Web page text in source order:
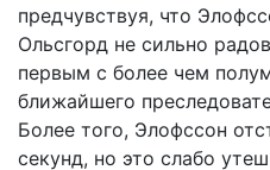
предчувствуя, что
Ольсгорд не сильно
первым с более чем
ближайшего
Более того, Элофссон
секунд, но это слабо